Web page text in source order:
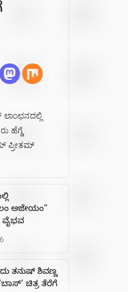
ಹೆಗ್ಡೆ
ಪ್ರೀತಮ್
ಅಜೇಯಂ”
ವೈಭವ
ತನುಷ್ ಶಿವಣ್ಣ
ಚಿತ್ರ ತೆರೆಗೆ